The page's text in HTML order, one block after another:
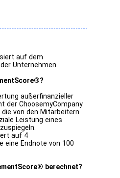
auf dem
Unternehmen.
außerfinanzieller
der ChoosemyCompany
von den Mitarbeitern
Leistung eines
auf 4
eine Endnote von 100
berechnet?